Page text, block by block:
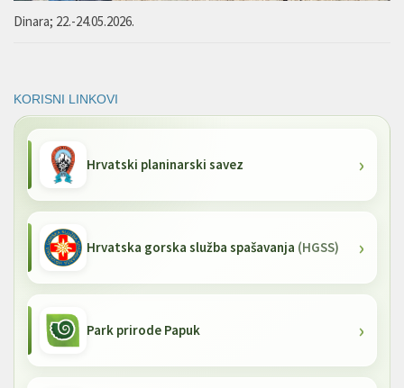
Dinara; 22.-24.05.2026.
KORISNI LINKOVI
Hrvatski planinarski savez
Hrvatska gorska služba spašavanja (HGSS)
Park prirode Papuk